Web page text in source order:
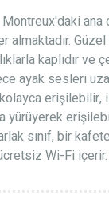
ana
almaktadır.
kaplıdır ve
ayak sesleri
erişilebilir,
yürüyerek
sınıf, bir
Wi-Fi içerir.